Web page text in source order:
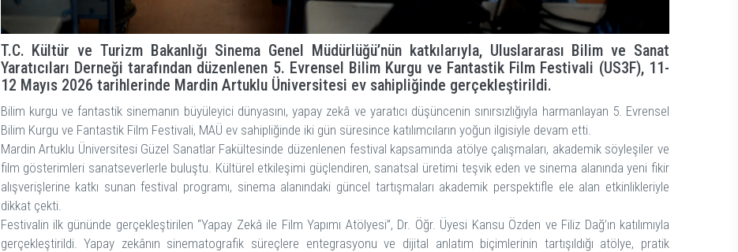
T.C. Kültür ve Turizm Bakanlığı Sinema Genel Müdürlüğü’nün katkılarıyla, Uluslararası Bilim ve Sanat
Yaratıcıları Derneği tarafından düzenlenen 5. Evrensel Bilim Kurgu ve Fantastik Film Festivali (US3F), 11-
12 Mayıs 2026 tarihlerinde Mardin Artuklu Üniversitesi ev sahipliğinde gerçekleştirildi.
Bilim kurgu ve fantastik sinemanın büyüleyici dünyasını, yapay zekâ ve yaratıcı düşüncenin sınırsızlığıyla harmanlayan 5. Evrensel
Bilim Kurgu ve Fantastik Film Festivali, MAÜ ev sahipliğinde iki gün süresince katılımcıların yoğun ilgisiyle devam etti.
Mardin Artuklu Üniversitesi Güzel Sanatlar Fakültesinde düzenlenen festival kapsamında atölye çalışmaları, akademik söyleşiler ve
film gösterimleri sanatseverlerle buluştu. Kültürel etkileşimi güçlendiren, sanatsal üretimi teşvik eden ve sinema alanında yeni fikir
alışverişlerine katkı sunan festival programı, sinema alanındaki güncel tartışmaları akademik perspektifle ele alan etkinlikleriyle
dikkat çekti.
Festivalin ilk gününde gerçekleştirilen “Yapay Zekâ ile Film Yapımı Atölyesi”, Dr. Öğr. Üyesi Kansu Özden ve Filiz Dağ’ın katılımıyla
gerçekleştirildi. Yapay zekânın sinematografik süreçlere entegrasyonu ve dijital anlatım biçimlerinin tartışıldığı atölye, pratik